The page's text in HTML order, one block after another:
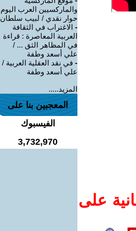
على
والماركسيين العرب اليوم
حوار نقدي / لبيب سلطان
- الاغتراب في الثقافة
العربية المعاصرة : قراءة
في المظاهر الثق ... /
علي أسعد وطفة
- في نقد العقلية العربية /
علي أسعد وطفة
المزيد.....
المعجبين بنا على
الفيسبوك
3,732,970